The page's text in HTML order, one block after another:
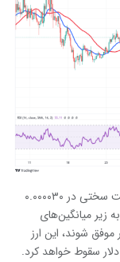
نمودار ۴ ساعته نشان می‌دهد که خریداران با مقاومت سختی در ۰.۰۰۰۰۳۰
زیر میانگین‌های
شوند، این ارز